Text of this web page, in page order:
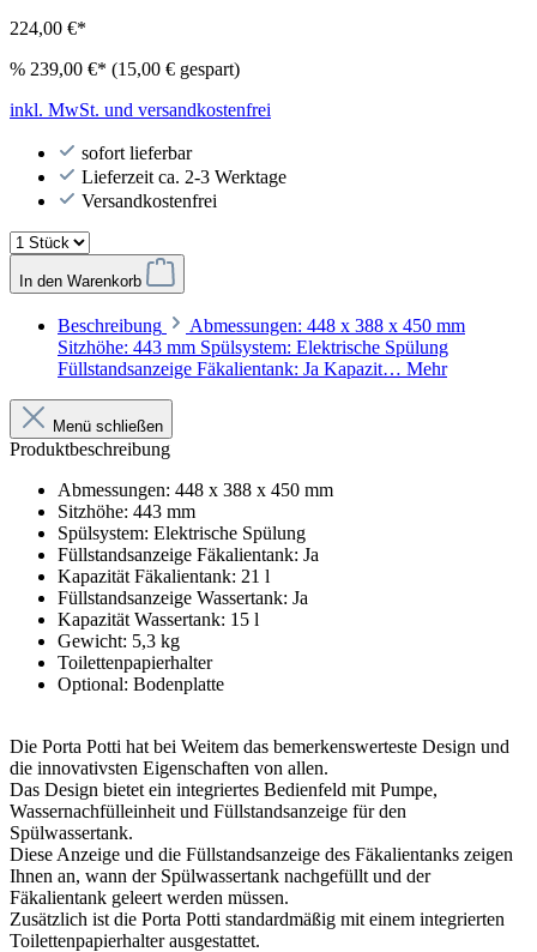
224,00 €*
% 239,00 €* (15,00 € gespart)
inkl. MwSt. und versandkostenfrei
sofort lieferbar
Lieferzeit ca. 2-3 Werktage
Versandkostenfrei
In den Warenkorb
Beschreibung
Abmessungen: 448 x 388 x 450 mm
Sitzhöhe: 443 mm Spülsystem: Elektrische Spülung
Füllstandsanzeige Fäkalientank: Ja Kapazit… Mehr
Menü schließen
Produktbeschreibung
Abmessungen: 448 x 388 x 450 mm
Sitzhöhe: 443 mm
Spülsystem: Elektrische Spülung
Füllstandsanzeige Fäkalientank: Ja
Kapazität Fäkalientank: 21 l
Füllstandsanzeige Wassertank: Ja
Kapazität Wassertank: 15 l
Gewicht: 5,3 kg
Toilettenpapierhalter
Optional: Bodenplatte
Die Porta Potti hat bei Weitem das bemerkenswerteste Design und
die innovativsten Eigenschaften von allen.
Das Design bietet ein integriertes Bedienfeld mit Pumpe,
Wassernachfülleinheit und Füllstandsanzeige für den
Spülwassertank.
Diese Anzeige und die Füllstandsanzeige des Fäkalientanks zeigen
Ihnen an, wann der Spülwassertank nachgefüllt und der
Fäkalientank geleert werden müssen.
Zusätzlich ist die Porta Potti standardmäßig mit einem integrierten
Toilettenpapierhalter ausgestattet.